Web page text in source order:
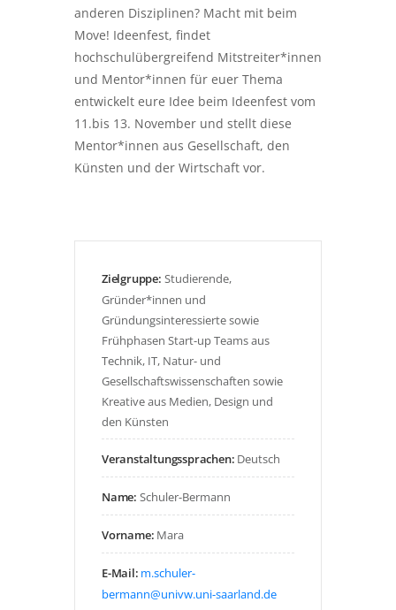
anderen Disziplinen? Macht mit beim
Move! Ideenfest, findet
hochschulübergreifend Mitstreiter*innen
und Mentor*innen für euer Thema
entwickelt eure Idee beim Ideenfest vom
11.bis 13. November und stellt diese
Mentor*innen aus Gesellschaft, den
Künsten und der Wirtschaft vor.
Zielgruppe: Studierende,
Gründer*innen und
Gründungsinteressierte sowie
Frühphasen Start-up Teams aus
Technik, IT, Natur- und
Gesellschaftswissenschaften sowie
Kreative aus Medien, Design und
den Künsten
Veranstaltungssprachen: Deutsch
Name: Schuler-Bermann
Vorname: Mara
E-Mail: m.schuler-
bermann@univw.uni-saarland.de